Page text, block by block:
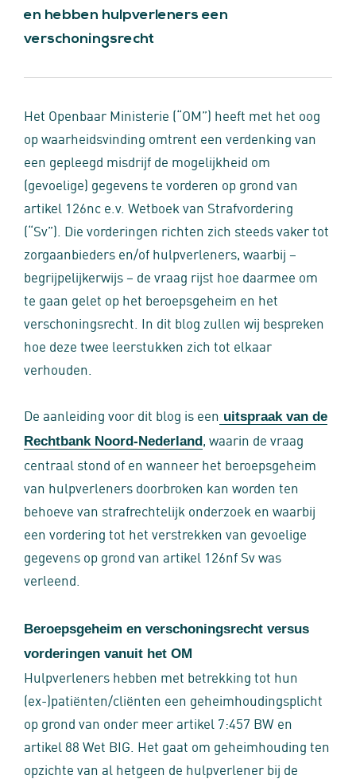
en hebben hulpverleners een
verschoningsrecht
Het Openbaar Ministerie (“OM”) heeft met het oog
op waarheidsvinding omtrent een verdenking van
een gepleegd misdrijf de mogelijkheid om
(gevoelige) gegevens te vorderen op grond van
artikel 126nc e.v. Wetboek van Strafvordering
(“Sv”). Die vorderingen richten zich steeds vaker tot
zorgaanbieders en/of hulpverleners, waarbij –
begrijpelijkerwijs – de vraag rijst hoe daarmee om
te gaan gelet op het beroepsgeheim en het
verschoningsrecht. In dit blog zullen wij bespreken
hoe deze twee leerstukken zich tot elkaar
verhouden.
De aanleiding voor dit blog is een uitspraak van de
Rechtbank Noord-Nederland, waarin de vraag
centraal stond of en wanneer het beroepsgeheim
van hulpverleners doorbroken kan worden ten
behoeve van strafrechtelijk onderzoek en waarbij
een vordering tot het verstrekken van gevoelige
gegevens op grond van artikel 126nf Sv was
verleend.
Beroepsgeheim en verschoningsrecht versus
vorderingen vanuit het OM
Hulpverleners hebben met betrekking tot hun
(ex-)patiënten/cliënten een geheimhoudingsplicht
op grond van onder meer artikel 7:457 BW en
artikel 88 Wet BIG. Het gaat om geheimhouding ten
opzichte van al hetgeen de hulpverlener bij de